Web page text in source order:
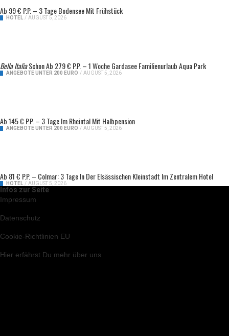
Ab 99 € P.P. – 3 Tage Bodensee Mit Frühstück
HOTEL / AUGUST 5, 2026
Bella ItaliaSchon Ab 279 € P.P. – 1 Woche Gardasee Familienurlaub Aqua Park
ANGEBOTE UNTER 200 EURO / AUGUST 5, 2026
Ab 145 € P.P. – 3 Tage Im Rheintal Mit Halbpension
ANGEBOTE UNTER 200 EURO / AUGUST 5, 2026
Ab 81 € P.P. – Colmar: 3 Tage In Der Elsässischen Kleinstadt Im Zentralem Hotel
HOTEL / AUGUST 5, 2026
Infos zur Seite
Impressum
Datenschutz
Cookie-Richtlinien EU
Hier erfährst Du mehr über uns